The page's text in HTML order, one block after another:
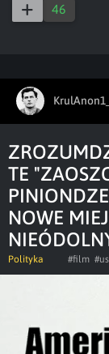
46
TE
NOWE
Polityka #film